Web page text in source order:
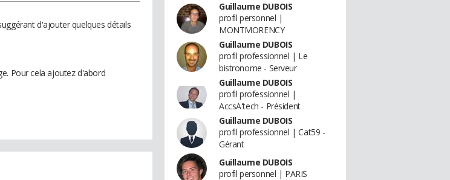
d'ajouter quelques détails
Pour cela ajoutez d'abord
Guillaume DUBOIS
profil personnel |
MONTMORENCY
Guillaume DUBOIS
profil professionnel | Le
bistronome - Serveur
Guillaume DUBOIS
profil professionnel |
AccsA'tech - Président
Guillaume DUBOIS
profil professionnel | Cat59 -
Gérant
Guillaume DUBOIS
profil personnel | PARIS